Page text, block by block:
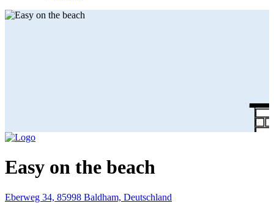
Easy on the beach
Eberweg 34, 85998 Baldham, Deutschland